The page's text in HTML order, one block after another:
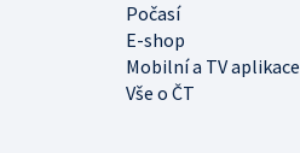
Počasí
E-shop
Mobilní a TV aplikace
Vše o ČT